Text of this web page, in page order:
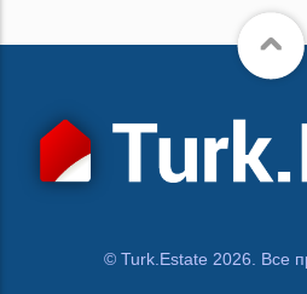
© Turk.Estate 2026. Все